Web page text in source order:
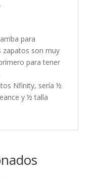
para
zapatos son muy
para tener
Nfinity, sería ½
y ½ talla